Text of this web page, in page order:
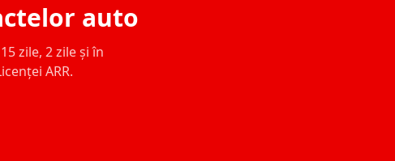
auto
zile, 2 zile și în
ARR.